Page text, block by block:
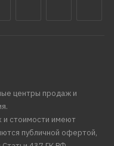
центры продаж и
и стоимости имеют
публичной офертой,